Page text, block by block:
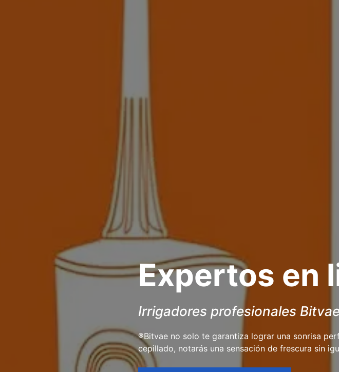
Expertos en
Irrigadores profesionales
®Bitvae no solo te garantiza lograr una sonrisa
cepillado, notarás una sensación de frescura sin